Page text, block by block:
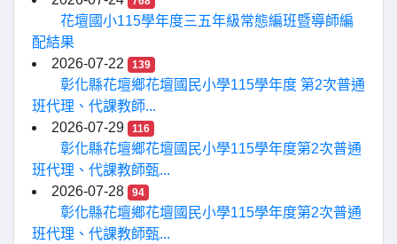
花壇國小115學年度三五年級常態編班暨導師編
配結果
2026-07-22
139
彰化縣花壇鄉花壇國民小學115學年度 第2次普通
班代理、代課教師...
2026-07-29
116
彰化縣花壇鄉花壇國民小學115學年度第2次普通
班代理、代課教師甄...
2026-07-28
94
彰化縣花壇鄉花壇國民小學115學年度第2次普通
班代理、代課教師甄...